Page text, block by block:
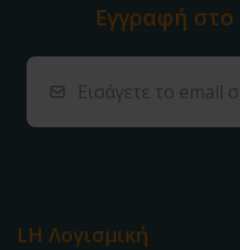
LH Λογισμική
Εγγραφή στο